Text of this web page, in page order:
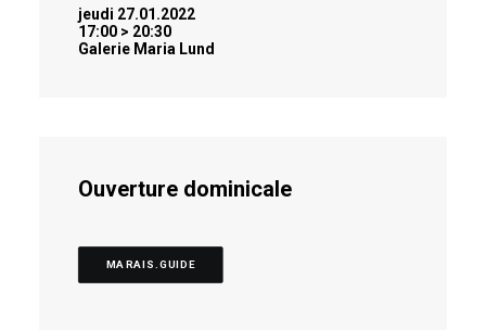
jeudi 27.01.2022
17:00 > 20:30
Galerie Maria Lund
Ouverture dominicale
MARAIS.GUIDE